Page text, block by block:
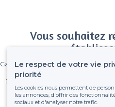
Vous souhaitez
Gagnez de nombreux clients parmi
Pas de commissions et sans
fixe sans risque de
Le respect de votre vie
priorité
Les cookies nous permettent de
les annonces, d'offrir des
sociaux et d'analyser notre trafic.